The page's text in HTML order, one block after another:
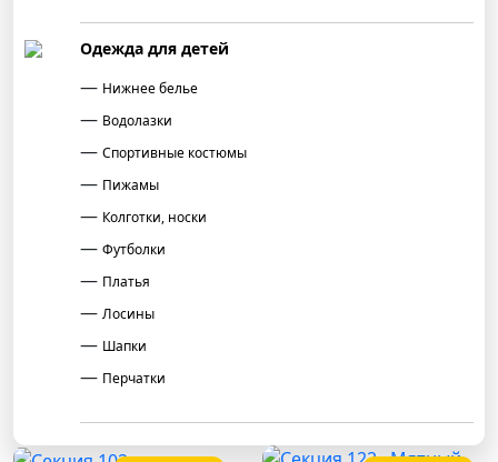
Одежда для детей
Нижнее белье
Водолазки
Спортивные костюмы
Пижамы
Колготки, носки
Футболки
Платья
Лосины
Шапки
Перчатки
Верхняя одежда